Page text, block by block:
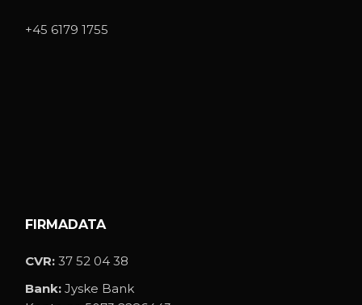
+45 6179 1755
FIRMADATA
CVR: 37 52 04 38
Bank: Jyske Bank